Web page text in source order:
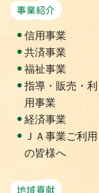
信用事業
共済事業
福祉事業
指導・販売・利
用事業
経済事業
ＪＡ事業ご利用
の皆様へ